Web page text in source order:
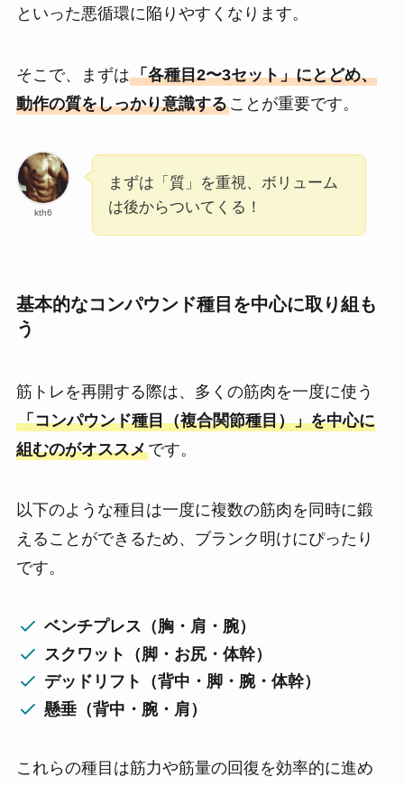
といった悪循環に陥りやすくなります。
そこで、まずは「各種目2〜3セット」にとどめ、
動作の質をしっかり意識することが重要です。
kth6
まずは「質」を重視、ボリューム
は後からついてくる！
基本的なコンパウンド種目を中心に取り組も
う
筋トレを再開する際は、多くの筋肉を一度に使う
「コンパウンド種目（複合関節種目）」を中心に
組むのがオススメです。
以下のような種目は一度に複数の筋肉を同時に鍛
えることができるため、ブランク明けにぴったり
です。
ベンチプレス（胸・肩・腕）
スクワット（脚・お尻・体幹）
デッドリフト（背中・脚・腕・体幹）
懸垂（背中・腕・肩）
これらの種目は筋力や筋量の回復を効率的に進め